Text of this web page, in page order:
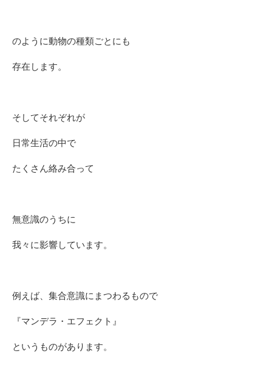
のように動物の種類ごとにも
存在します。
そしてそれぞれが
日常生活の中で
たくさん絡み合って
無意識のうちに
我々に影響しています。
例えば、集合意識にまつわるもので
『マンデラ・エフェクト』
というものがあります。